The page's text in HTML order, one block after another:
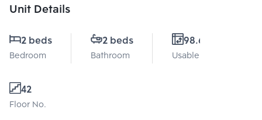
Unit Details
2 beds
Bedroom
2 beds
Bathroom
98.6 Sq.m.
Usable area
42
Floor No.